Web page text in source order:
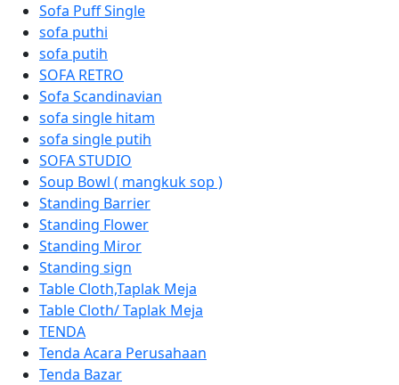
Sofa Puff Single
sofa puthi
sofa putih
SOFA RETRO
Sofa Scandinavian
sofa single hitam
sofa single putih
SOFA STUDIO
Soup Bowl ( mangkuk sop )
Standing Barrier
Standing Flower
Standing Miror
Standing sign
Table Cloth,Taplak Meja
Table Cloth/ Taplak Meja
TENDA
Tenda Acara Perusahaan
Tenda Bazar